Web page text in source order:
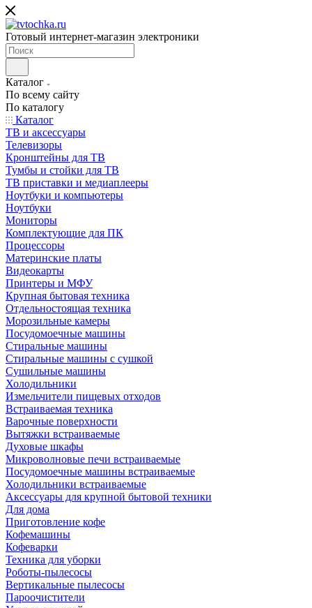
Готовый интернет-магазин электроники
Каталог
По всему сайту
По каталогу
Каталог
ТВ и аксессуары
Телевизоры
Кронштейны для ТВ
Тумбы и стойки для ТВ
ТВ приставки и медиаплееры
Ноутбуки и компьютеры
Ноутбуки
Мониторы
Комплектующие для ПК
Процессоры
Материнские платы
Видеокарты
Принтеры и МФУ
Крупная бытовая техника
Отдельностоящая техника
Морозильные камеры
Посудомоечные машины
Стиральные машины
Стиральные машины с сушкой
Сушильные машины
Холодильники
Измельчители пищевых отходов
Встраиваемая техника
Варочные поверхности
Вытяжки встраиваемые
Духовые шкафы
Микроволновые печи встраиваемые
Посудомоечные машины встраиваемые
Холодильники встраиваемые
Аксессуары для крупной бытовой техники
Для дома
Приготовление кофе
Кофемашины
Кофеварки
Техника для уборки
Роботы-пылесосы
Вертикальные пылесосы
Пароочистители